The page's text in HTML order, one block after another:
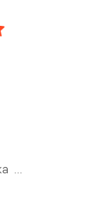
...